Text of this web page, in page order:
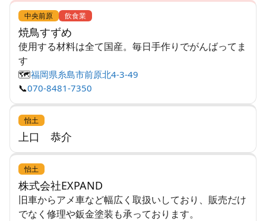
中央前原 飲食業
焼鳥すずめ
使用する材料は全て国産。毎日手作りでがんばってま
す
🗺️福岡県糸島市前原北4-3-49
📞070-8481-7350
怡土
上口 恭介
怡土
株式会社EXPAND
旧車からアメ車など幅広く取扱いしており、販売だけ
でなく修理や鈑金塗装も承っております。